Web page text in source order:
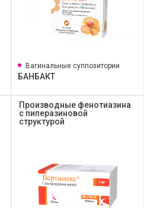
Вагинальные суппозитории
БАНБАКТ
Производные фенотиазина
с пиперазиновой
структурой